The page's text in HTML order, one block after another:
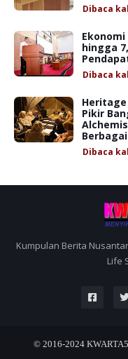
Dibaca
hingga
Dibaca
Pikir
Dibaca
Kumpulan Berita
Life
© 2016-2024